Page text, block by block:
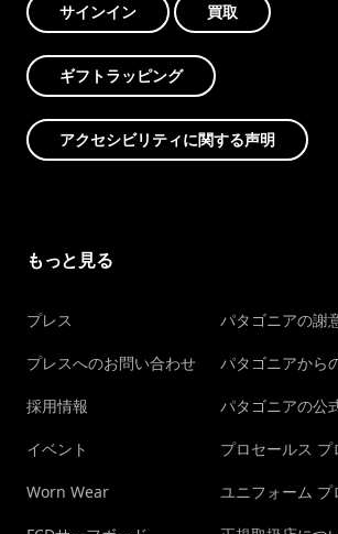
サインイン 買取
ギフトラッピング
アクセシビリティに関する声明
もっと見る
プレス
プレスへのお問い合わせ
採用情報
イベント
Worn Wear
パタゴニアの謝
パタゴニアから
パタゴニアの公
プロセールス プ
ユニフォーム プ